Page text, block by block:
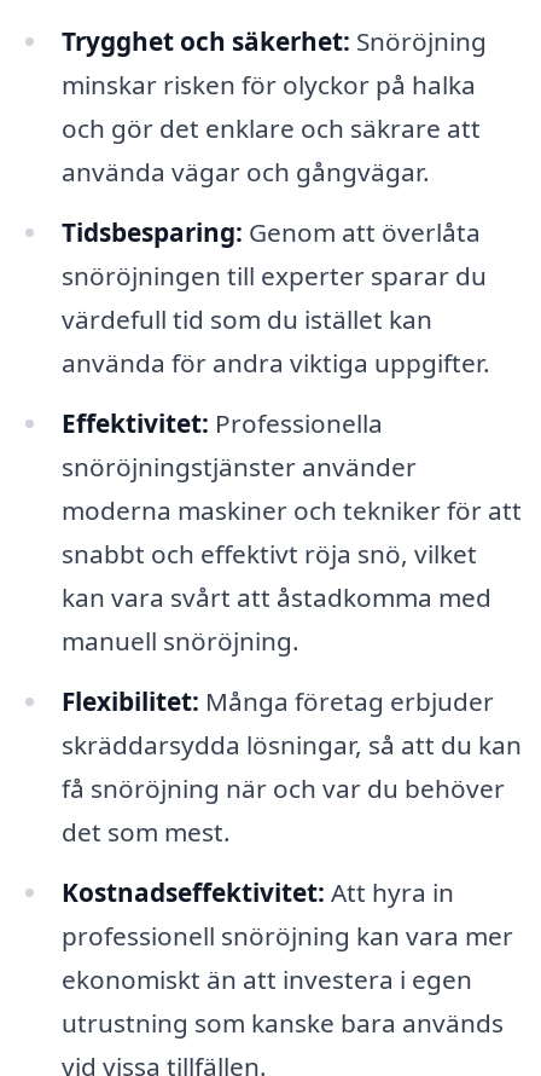
Trygghet och säkerhet: Snöröjning
minskar risken för olyckor på halka
och gör det enklare och säkrare att
använda vägar och gångvägar.
Tidsbesparing: Genom att överlåta
snöröjningen till experter sparar du
värdefull tid som du istället kan
använda för andra viktiga uppgifter.
Effektivitet: Professionella
snöröjningstjänster använder
moderna maskiner och tekniker för att
snabbt och effektivt röja snö, vilket
kan vara svårt att åstadkomma med
manuell snöröjning.
Flexibilitet: Många företag erbjuder
skräddarsydda lösningar, så att du kan
få snöröjning när och var du behöver
det som mest.
Kostnadseffektivitet: Att hyra in
professionell snöröjning kan vara mer
ekonomiskt än att investera i egen
utrustning som kanske bara används
vid vissa tillfällen.